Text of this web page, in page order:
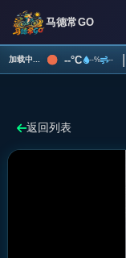
马德常GO
加载中... --°C --% -- |
返回列表